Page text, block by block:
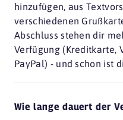
hinzufügen, aus
verschiedenen
Abschluss stehen dir
Verfügung (Kreditkarte,
PayPal) - und schon ist
Wie lange dauert der